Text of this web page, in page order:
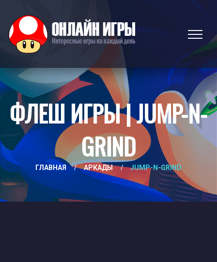
ФЛЕШ ИГРЫ | JUMP-N-
GRIND
ГЛАВНАЯ / АРКАДЫ / JUMP-N-GRIND